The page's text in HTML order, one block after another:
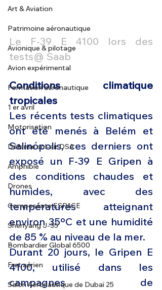
Art & Aviation
Patrimoine aéronautique
Avionique & pilotage
Avion expérimental
Formation aéronautique
1 er avril
Motorisation
Défense sol-air DSA
Amphibie
Drones
Composante ESPACE
Shenyang J-35
Bombardier Global 6500
Fret aérien
Salon Aéronautique de Dubaï 25
Le F-39 E 4100 lors des
tests@ Saab
Conditions climatique
tropicales
Les récents tests climatiques
ont été menés à Belém et
Salinópolis, ces derniers ont
exposé un F-39 E Gripen à
des conditions chaudes et
humides, avec des
températures atteignant
environ 35ºC et une humidité
de 85 % au niveau de la mer.
Durant 20 jours, le Gripen E
4100, utilisé dans les
campagnes de